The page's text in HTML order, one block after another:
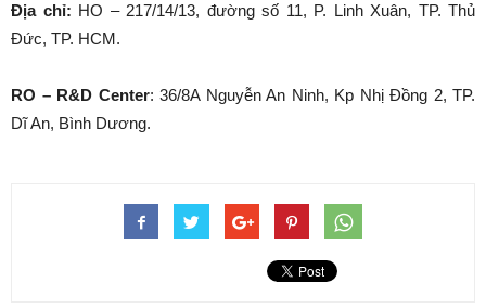
Địa chỉ: HO – 217/14/13, đường số 11, P. Linh Xuân, TP. Thủ
Đức, TP. HCM.
RO – R&D Center: 36/8A Nguyễn An Ninh, Kp Nhị Đồng 2, TP.
Dĩ An, Bình Dương.